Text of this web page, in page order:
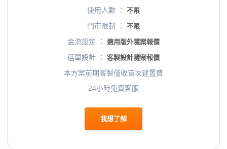
使用人數 ： 不限
門市限制 ： 不限
金流設定 ： 適用版外隨案報價
選單設計 ： 客製設計隨案報價
本方案前期客製僅收首次建置費
24小時免費客服
我想了解